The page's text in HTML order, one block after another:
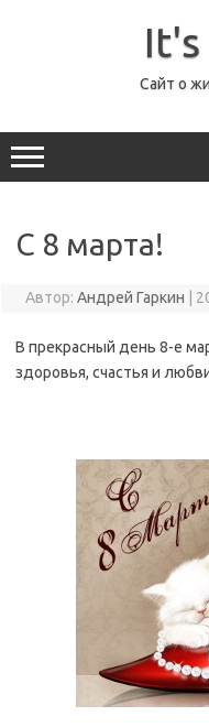
It's
Сайт о
С 8 марта!
Автор: Андрей Гаркин
В прекрасный день 8-е
здоровья, счастья и